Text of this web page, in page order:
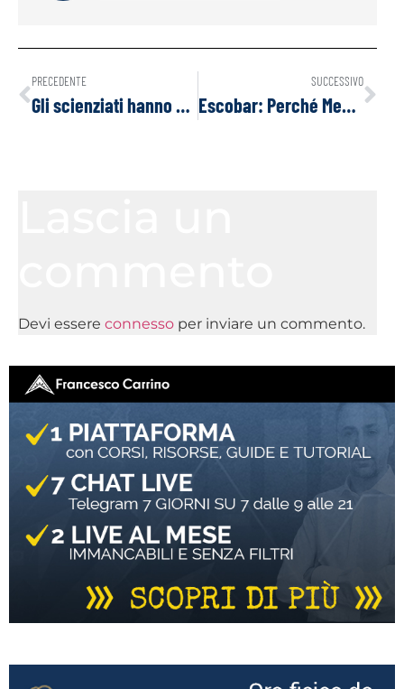
PRECEDENTE
Gli scienziati hanno scoperto come superare il “vantaggio quantistico” con i computer binari
SUCCESSIVO
Escobar: Perché Medvedev è libero di dichiararsi “Born To Be Wild”
Devi essere connesso per inviare un commento.